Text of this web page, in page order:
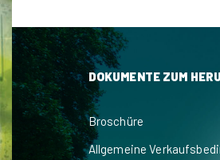
DOKUMENTE ZUM
Broschüre
Allgemeine